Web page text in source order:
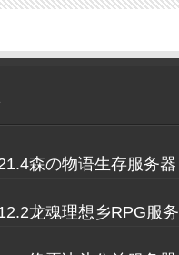
森の物语生存服务器
龙魂理想乡RPG服